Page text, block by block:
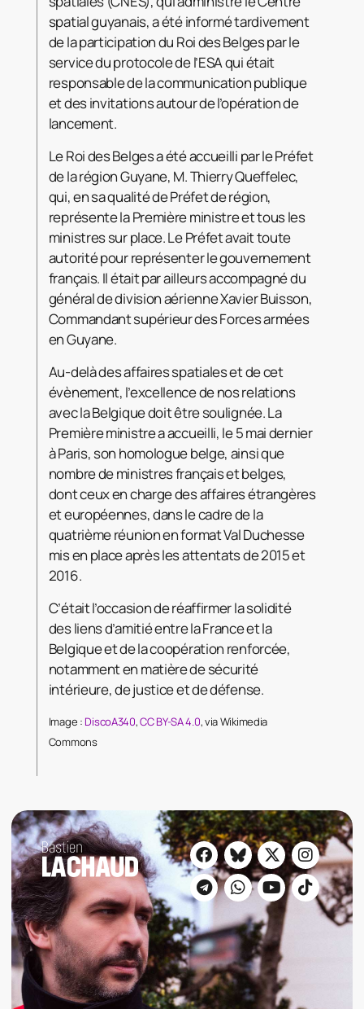
spatial guyanais, a été informé tardivement
de la participation du Roi des Belges par le
service du protocole de l’ESA qui était
responsable de la communication publique
et des invitations autour de l’opération de
lancement.
Le Roi des Belges a été accueilli par le Préfet
de la région Guyane, M. Thierry Queffelec,
qui, en sa qualité de Préfet de région,
représente la Première ministre et tous les
ministres sur place. Le Préfet avait toute
autorité pour représenter le gouvernement
français. Il était par ailleurs accompagné du
général de division aérienne Xavier Buisson,
Commandant supérieur des Forces armées
en Guyane.
Au-delà des affaires spatiales et de cet
évènement, l’excellence de nos relations
avec la Belgique doit être soulignée. La
Première ministre a accueilli, le 5 mai dernier
à Paris, son homologue belge, ainsi que
nombre de ministres français et belges,
dont ceux en charge des affaires étrangères
et européennes, dans le cadre de la
quatrième réunion en format Val Duchesse
mis en place après les attentats de 2015 et
2016.
C’était l’occasion de réaffirmer la solidité
des liens d’amitié entre la France et la
Belgique et de la coopération renforcée,
notamment en matière de sécurité
intérieure, de justice et de défense.
Image :DiscoA340,CC BY-SA 4.0, via Wikimedia
Commons